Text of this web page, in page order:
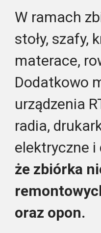
W ramach
stoły, szafy,
materace,
Dodatkowo
urządzenia
radia,
elektryczne i
że zbiórka
oraz opon.